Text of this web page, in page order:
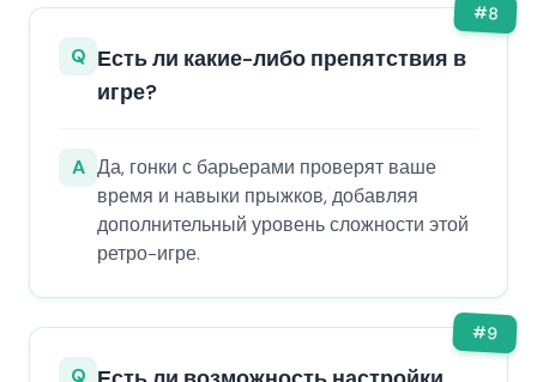
#8
Q Есть ли какие-либо препятствия в
игре?
A Да, гонки с барьерами проверят ваше
время и навыки прыжков, добавляя
дополнительный уровень сложности этой
ретро-игре.
#9
Q